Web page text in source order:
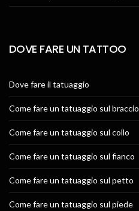
DOVE FARE UN TATTOO
Dove fare il tatuaggio
Come fare un tatuaggio sul braccio
Come fare un tatuaggio sul collo
Come fare un tatuaggio sul fianco
Come fare un tatuaggio sul petto
Come fare un tatuaggio sul piede